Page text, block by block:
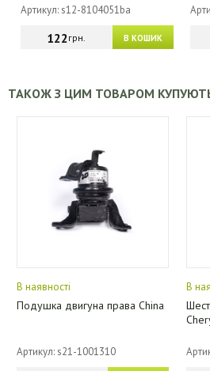
Артикул: s12-8104051ba
В КОШИК
122грн.
ТАКОЖ З ЦИМ ТОВАРОМ
В наявності
Подушка двигуна права China
Артикул: s21-1001310
В